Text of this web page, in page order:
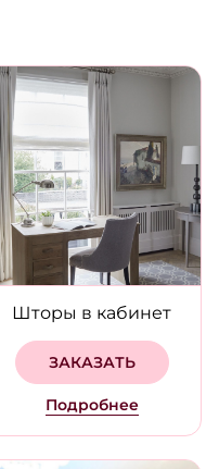
Шторы в кабинет
ЗАКАЗАТЬ
Подробнее